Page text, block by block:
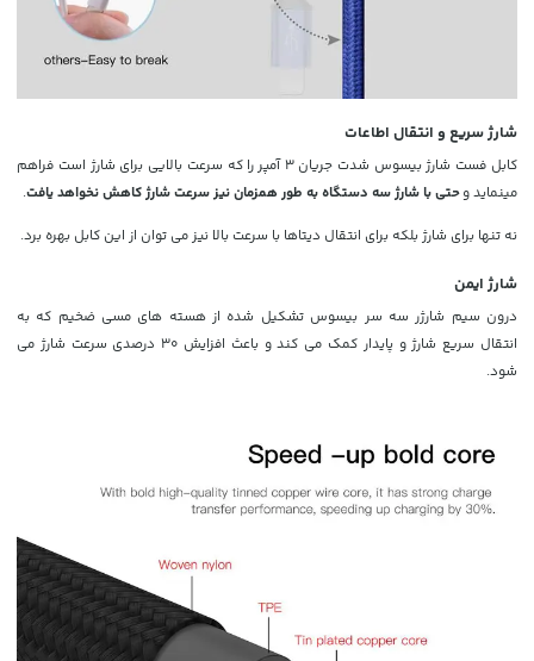
شارژ سریع و انتقال اطاعات
کابل فست شارژ بیسوس شدت جریان 3 آمپر را
که سرعت بالایی برای شارژ است فراهم
مینماید وحتی با شارژ سه دستگاه به طور همزمان نیز سرعت شارژ کاهش نخواهد یافت.
نه تنها برای شارژ بلکه برای انتقال دیتاها با سرعت بالا نیز می توان از این کابل بهره برد.
شارژ ایمن
درون سیم شارژر سه سر بیسوس تشکیل شده از هسته های مسی ضخیم که به
انتقال سریع شارژ و پایدار کمک می کند و باعث افزایش 30 درصدی سرعت شارژ می
شود.